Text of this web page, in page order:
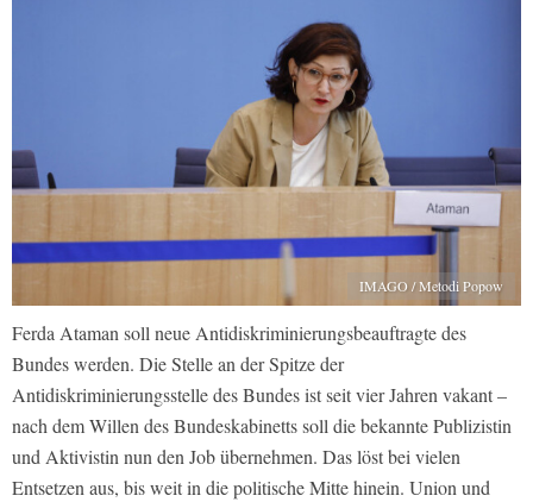
IMAGO / Metodi Popow
Ferda Ataman soll neue Antidiskriminierungsbeauftragte des
Bundes werden. Die Stelle an der Spitze der
Antidiskriminierungsstelle des Bundes ist seit vier Jahren vakant –
nach dem Willen des Bundeskabinetts soll die bekannte Publizistin
und Aktivistin nun den Job übernehmen. Das löst bei vielen
Entsetzen aus, bis weit in die politische Mitte hinein. Union und